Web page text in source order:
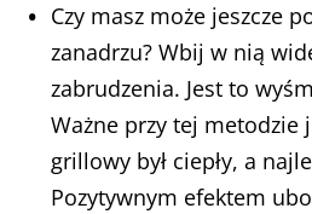
Czy masz może jeszcze
zanadrzu? Wbij w nią
zabrudzenia. Jest to
Ważne przy tej metodzie
grillowy był ciepły, a
Pozytywnym efektem